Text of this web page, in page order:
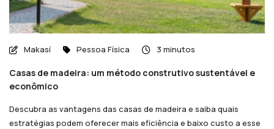
Makasí Pessoa Física 3 minutos
Casas de madeira: um método construtivo sustentável e
econômico
Descubra as vantagens das casas de madeira e saiba quais
estratégias podem oferecer mais eficiência e baixo custo a esse